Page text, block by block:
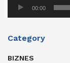
00:00
Category
BIZNES